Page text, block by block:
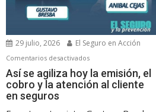
29 julio, 2026 El Seguro en Acción
Comentarios desactivadosen
Así
se
hoy
Así se agiliza hoy la emisión, el
cobro y la atención al cliente
en seguros